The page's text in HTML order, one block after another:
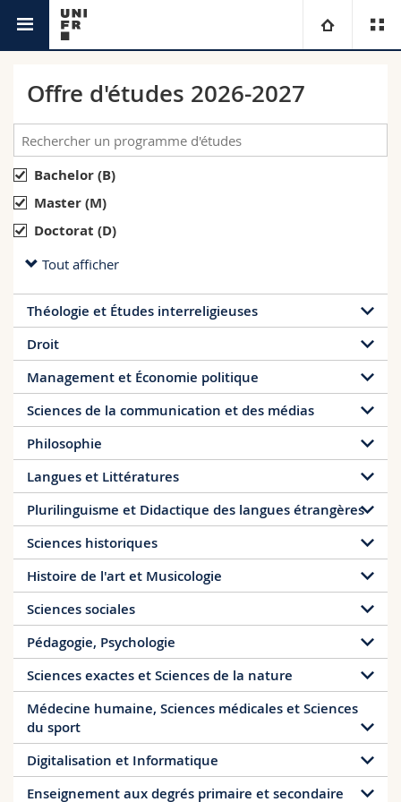
Etudes
Campus
Université
Formation continue
Facultés
Théologie
Sciences économiques et sociales et management
Lettres et sciences humaines
Sciences de l'éducation et de la formation
Sciences et médecine
Interfacultaire
Vous êtes
Etudiants
Médias
Chercheurs
Collaborateurs
Doctorants
Ressources
Annuaire du personnel
Plan d'accès
Bibliothèques
Webmail
Programme des cours
MyUnifr
Offre d'études 2026-2027
Bachelor (B)
Master (M)
Doctorat (D)
Tout afficher
Théologie et Études interreligieuses
Théologie
B M D
Études interreligieuses
B M D
Droit
Droit
B M D
B
Études juridiques
Management et Économie politique
Management
B M D
Économie politique
B M D
Sciences de la communication et des médias
Business Communication
B
Sciences de la communication et des médias
B M D
Philosophie
Philosophie
B M D
Langues et Littératures
Espagnol
B M D
Plurilinguisme et Didactique des langues étrangères
Allemand langue étrangère
Sciences historiques
Histoire de l'art et Musicologie
Sciences sociales
Pédagogie, Psychologie
Sciences exactes et Sciences de la nature
Médecine humaine, Sciences médicales et Sciences
du sport
Digitalisation et Informatique
Enseignement aux degrés primaire et secondaire